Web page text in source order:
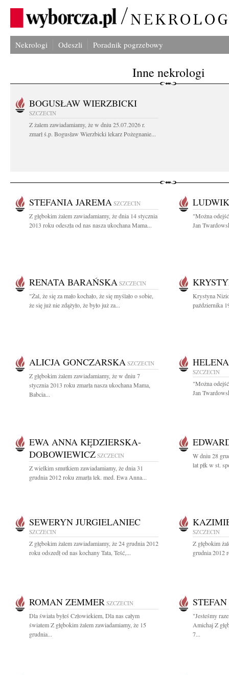
Nekrologi Odeszli Poradnik pogrzebowy
Inne nekrologi
BOGUSŁAW WIERZBICKI
SZCZECIN
Z żalem zawiadamiamy, że w dniu 25.07.2026 r.
zmarł ś.p. Bogusław Wierzbicki lekarz Pożegnanie...
STEFANIA JAREMA SZCZECIN
Z głębokim żalem zawiadamiamy, że dnia 14 stycznia
2013 roku odeszła od nas nasza ukochana Mama...
"Można
Jan
RENATA BARAŃSKA SZCZECIN
"Żal, że się za mało kochało, że się myślało o sobie,
że się już nie zdążyło, że było już za...
Krystyna
października
ALICJA GONCZARSKA SZCZECIN
Z głębokim żalem zawiadamiamy, że w dniu 7
stycznia 2013 roku zmarła nasza ukochana Mama,
Babcia...
SZCZECIN
"Można
Jan
EWA ANNA KĘDZIERSKA-
DOBOWIEWICZ SZCZECIN
Z wielkim smutkiem zawiadamiamy, że dnia 31
grudnia 2012 roku zmarła lek. med. Ewa Anna...
W dniu 28
lat płk w st.
SEWERYN JURGIELANIEC
SZCZECIN
Z głębokim żalem zawiadamiamy, że 24 grudnia 2012
roku odszedł od nas kochany Tata, Teść,...
SZCZECIN
Z głębokim
grudnia 2012
ROMAN ZEMMER SZCZECIN
Dla świata byłeś Człowiekiem, Dla nas całym
światem Z głębokim żalem zawiadamiamy, że 15
grudnia...
"Jesteśmy
Amichaj Z
7...